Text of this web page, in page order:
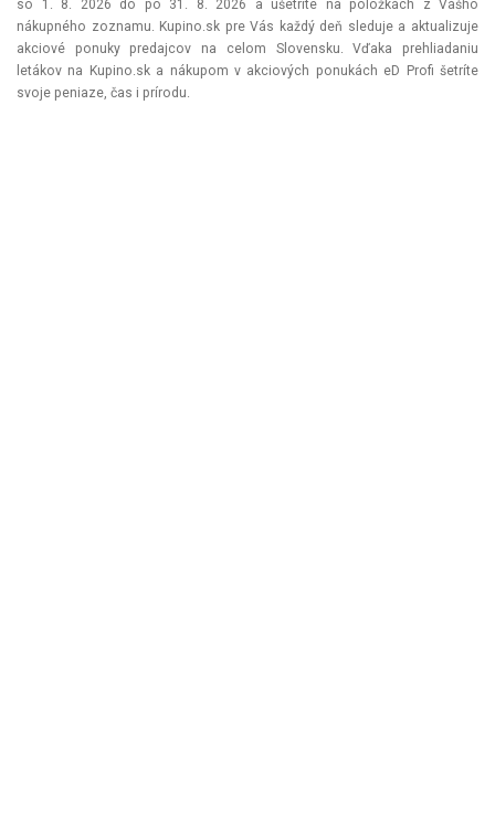
so 1. 8. 2026 do po 31. 8. 2026 a ušetrite na položkách z Vášho
nákupného zoznamu. Kupino.sk pre Vás každý deň sleduje a aktualizuje
akciové ponuky predajcov na celom Slovensku. Vďaka prehliadaniu
letákov na Kupino.sk a nákupom v akciových ponukách eD Profi šetríte
svoje peniaze, čas i prírodu.